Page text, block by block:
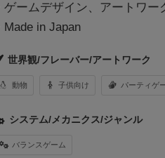
ゲームデザイン、アートワ
Made in Japan
世界観/フレーバー/アートワーク
動物 子供向け パーティゲ
システム/メカニクス/ジャンル
バランスゲーム